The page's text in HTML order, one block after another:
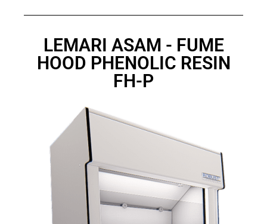
LEMARI ASAM - FUME
HOOD PHENOLIC RESIN
FH-P